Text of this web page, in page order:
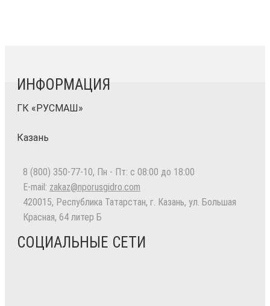
ИНФОРМАЦИЯ
ГК «РУСМАШ»
Казань
8 (800) 350-77-10, Пн - Пт: с 08:00 до 18:00
E-mail: zakaz@nporusgidro.com
420015, Республика Татарстан, г. Казань, ул. Большая
Красная, 64 литер Б
СОЦИАЛЬНЫЕ СЕТИ